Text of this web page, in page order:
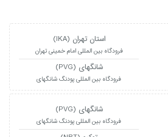
استان تهران (IKA)
فرودگاه بین المللی امام خمینی تهران
شانگهای (PVG)
فرودگاه بین المللی پودنگ شانگهای
شانگهای (PVG)
فرودگاه بین المللی پودنگ شانگهای